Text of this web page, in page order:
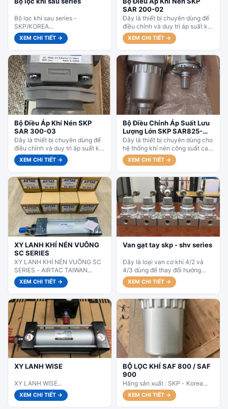
Bộ lọc khí sau series -
SKP/KOREA...
XEM CHI TIẾT →
SAR 200-02
Đây là thiết bị chuyên dùng để
điều chỉnh và duy trì áp suất khí
nén ổn định, chính xác,...
XEM CHI TIẾT →
Bộ Điều Áp Khí Nén SKP
SAR 300-03
Đây là thiết bị chuyên dùng để
điều chỉnh và duy trì áp suất khí
nén ổn định, chính xác,...
XEM CHI TIẾT →
Bộ Điều Chỉnh Áp Suất Lưu
Lượng Lớn SKP SAR825-
14G
Đây là thiết bị chuyên dùng cho
hệ thống khí nén công suất cao,
lưu lượng lớn, giúp điều chỉnh...
XEM CHI TIẾT →
XY LANH KHÍ NÉN VUÔNG
SC SERIES
XY LANH KHÍ NÉN VUÔNG SC
SERIES - AIRTAC TAIWAN...
XEM CHI TIẾT →
Van gạt tay skp - shv series
Đây là loại van cơ khí 4/2 và
4/3 dùng để thay đổi hướng
dòng chảy khí nén bằng tay...
XEM CHI TIẾT →
XY LANH WISE
XY LANH WISE...
XEM CHI TIẾT →
BỘ LỌC KHÍ SAF 800 / SAF
900
Hãng sản xuất : SKP - Korea...
XEM CHI TIẾT →